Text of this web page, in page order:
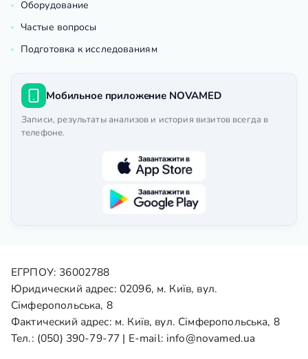
Оборудование
Частые вопросы
Подготовка к исследованиям
Мобильное приложение NOVAMED
Записи, результаты анализов и история визитов всегда в
телефоне.
ЕГРПОУ: 36002788
Юридический адрес: 02096, м. Київ, вул.
Сімферопольська, 8
Фактический адрес: м. Київ, вул. Сімферопольська, 8
Тел.: (050) 390-79-77 | E-mail: info@novamed.ua